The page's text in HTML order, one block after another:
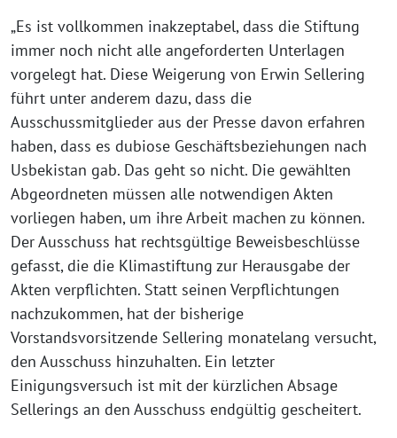
„Es ist vollkommen inakzeptabel, dass die Stiftung
immer noch nicht alle angeforderten Unterlagen
vorgelegt hat. Diese Weigerung von Erwin Sellering
führt unter anderem dazu, dass die
Ausschussmitglieder aus der Presse davon erfahren
haben, dass es dubiose Geschäftsbeziehungen nach
Usbekistan gab. Das geht so nicht. Die gewählten
Abgeordneten müssen alle notwendigen Akten
vorliegen haben, um ihre Arbeit machen zu können.
Der Ausschuss hat rechtsgültige Beweisbeschlüsse
gefasst, die die Klimastiftung zur Herausgabe der
Akten verpflichten. Statt seinen Verpflichtungen
nachzukommen, hat der bisherige
Vorstandsvorsitzende Sellering monatelang versucht,
den Ausschuss hinzuhalten. Ein letzter
Einigungsversuch ist mit der kürzlichen Absage
Sellerings an den Ausschuss endgültig gescheitert.